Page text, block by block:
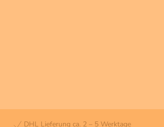
DHL Lieferung ca. 2 – 5 Werktage